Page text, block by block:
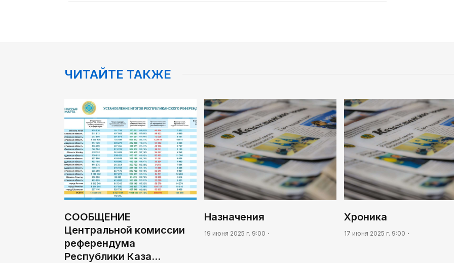
ЧИТАЙТЕ ТАКЖЕ
СООБЩЕНИЕ
Центральной комиссии
референдума
Республики Каза…
Назначения
19 июня 2025 г. 9:00
Хроника
17 июня 2025 г. 9:00